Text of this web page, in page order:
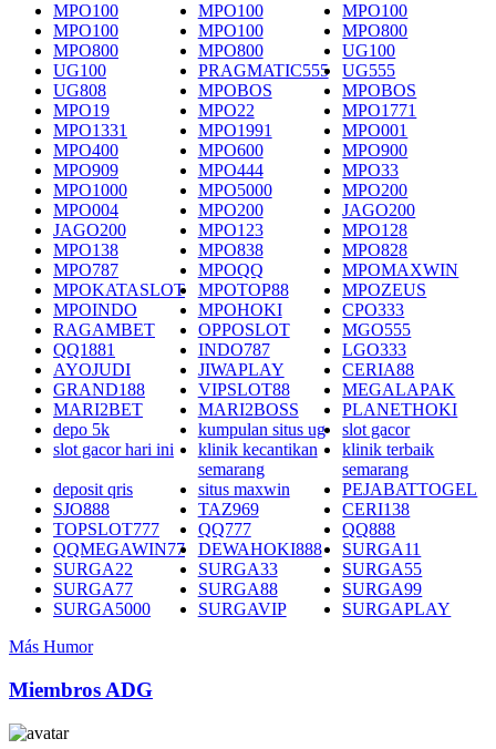
MPO100 MPO100
MPO100
MPO100
MPO100
MPO800
MPO800
MPO800
UG100
UG100
PRAGMATIC555
UG555
UG808
MPOBOS
MPOBOS
MPO19
MPO22
MPO1771
MPO1331
MPO1991
MPO001
MPO400
MPO600
MPO900
MPO909
MPO444
MPO33
MPO1000
MPO5000
MPO200
MPO004
MPO200
JAGO200
JAGO200
MPO123
MPO128
MPO138
MPO838
MPO828
MPO787
MPOQQ
MPOMAXWIN
MPOKATASLOT
MPOTOP88
MPOZEUS
MPOINDO
MPOHOKI
CPO333
RAGAMBET
OPPOSLOT
MGO555
QQ1881
INDO787
LGO333
AYOJUDI
JIWAPLAY
CERIA88
GRAND188
VIPSLOT88
MEGALAPAK
MARI2BET
MARI2BOSS
PLANETHOKI
depo 5k
kumpulan situs ug
slot gacor
slot gacor hari ini
klinik kecantikan
semarang
klinik terbaik
semarang
deposit qris
situs maxwin
PEJABATTOGEL
SJO888
TAZ969
CERI138
TOPSLOT777
QQ777
QQ888
QQMEGAWIN77
DEWAHOKI888
SURGA11
SURGA22
SURGA33
SURGA55
SURGA77
SURGA88
SURGA99
SURGA5000
SURGAVIP
SURGAPLAY
Más Humor
Miembros ADG